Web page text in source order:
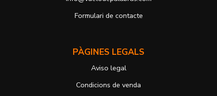
derechos, en este caso, ante la Agencia Española de protección de
electrónico o de correo postal, ambos con la fotocopia del DNI del
Responsable del tratamiento: Antonio José Alcolea Navarro
Dirección postal: Avenida Giorgeta 22, Bajo
Formulari de contacte
PÀGINES LEGALS
Aviso legal
Condicions de venda